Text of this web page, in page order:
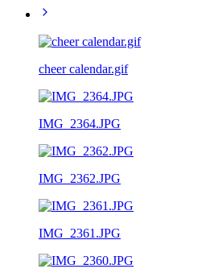
cheer calendar.gif
IMG_2364.JPG
IMG_2362.JPG
IMG_2361.JPG